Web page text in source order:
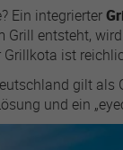
Ein integrierter
Grill entsteht,
ist
gilt
und ein